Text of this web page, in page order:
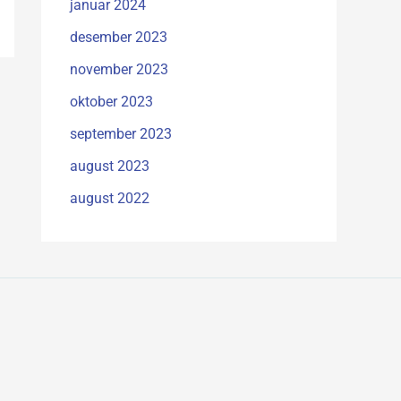
januar 2024
desember 2023
november 2023
oktober 2023
september 2023
august 2023
august 2022